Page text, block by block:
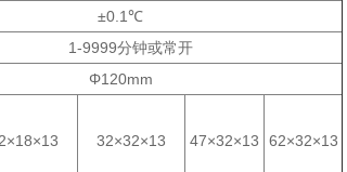
±0. 1℃
1-9999分钟或常开
Φ120mm
32×32×13 47×32×13 62×32×13